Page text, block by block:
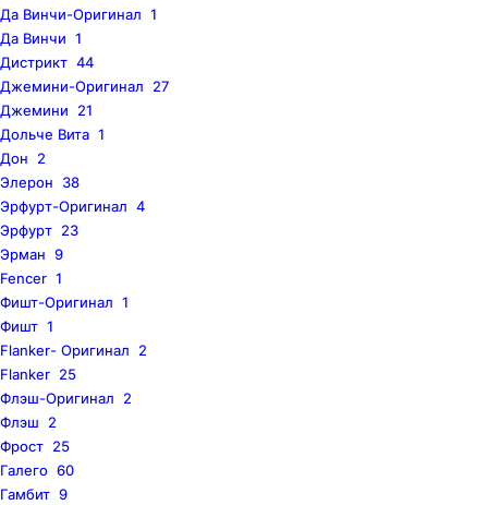
Да Винчи-Оригинал 1
Да Винчи 1
Дистрикт 44
Джемини-Оригинал
27
Джемини
21
Дольче Вита 1
Дон
2
Элерон
38
Эрфурт-Оригинал 4
Эрфурт 23
Эрман 9
Fencer 1
Фишт-Оригинал 1
Фишт 1
Flanker- Оригинал
2
Flanker 25
Флэш-Оригинал
2
Флэш
2
Фрост 25
Галего 60
Гамбит 9